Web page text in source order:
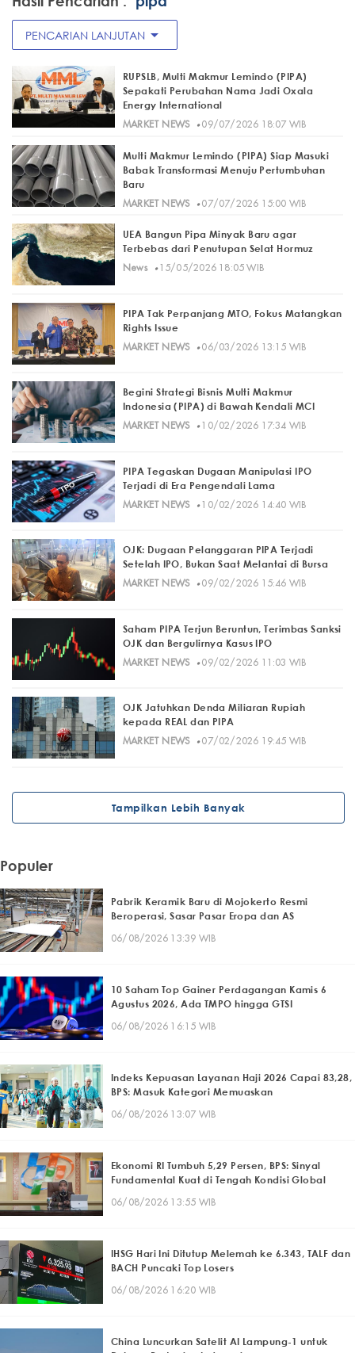
PENCARIAN LANJUTAN arrow_drop_down
RUPSLB, Multi Makmur Lemindo (PIPA)
Sepakati Perubahan Nama Jadi Oxala
Energy International
MARKET NEWS· 09/07/2026 18:07 WIB
Multi Makmur Lemindo (PIPA) Siap Masuki
Babak Transformasi Menuju Pertumbuhan
Baru
MARKET NEWS· 07/07/2026 15:00 WIB
UEA Bangun Pipa Minyak Baru agar
Terbebas dari Penutupan Selat Hormuz
News· 15/05/2026 18:05 WIB
PIPA Tak Perpanjang MTO, Fokus Matangkan
Rights Issue
MARKET NEWS· 06/03/2026 13:15 WIB
Begini Strategi Bisnis Multi Makmur
Indonesia (PIPA) di Bawah Kendali MCI
MARKET NEWS· 10/02/2026 17:34 WIB
PIPA Tegaskan Dugaan Manipulasi IPO
Terjadi di Era Pengendali Lama
MARKET NEWS· 10/02/2026 14:40 WIB
OJK: Dugaan Pelanggaran PIPA Terjadi
Setelah IPO, Bukan Saat Melantai di Bursa
MARKET NEWS· 09/02/2026 15:46 WIB
Saham PIPA Terjun Beruntun, Terimbas Sanksi
OJK dan Bergulirnya Kasus IPO
MARKET NEWS· 09/02/2026 11:03 WIB
OJK Jatuhkan Denda Miliaran Rupiah
kepada REAL dan PIPA
MARKET NEWS· 07/02/2026 19:45 WIB
Tampilkan Lebih Banyak
Populer
Pabrik Keramik Baru di Mojokerto Resmi
Beroperasi, Sasar Pasar Eropa dan AS
06/08/2026 13:39 WIB
10 Saham Top Gainer Perdagangan Kamis 6
Agustus 2026, Ada TMPO hingga GTSI
06/08/2026 16:15 WIB
Indeks Kepuasan Layanan Haji 2026 Capai 83,28,
BPS: Masuk Kategori Memuaskan
06/08/2026 13:07 WIB
Ekonomi RI Tumbuh 5,29 Persen, BPS: Sinyal
Fundamental Kuat di Tengah Kondisi Global
06/08/2026 13:55 WIB
IHSG Hari Ini Ditutup Melemah ke 6.343, TALF dan
BACH Puncaki Top Losers
06/08/2026 16:20 WIB
China Luncurkan Satelit AI Lampung-1 untuk